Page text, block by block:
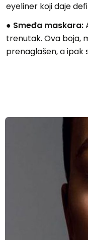
eyeliner koji daje
● Smeđa maskara:
trenutak. Ova boja,
prenaglašen, a ipak